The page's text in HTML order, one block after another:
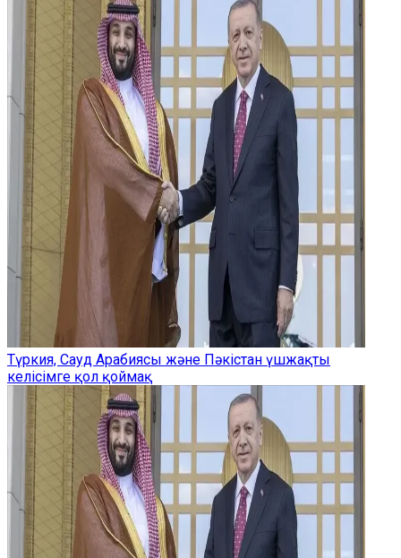
Түркия, Сауд Арабиясы және Пәкістан үшжақты
келісімге қол қоймақ